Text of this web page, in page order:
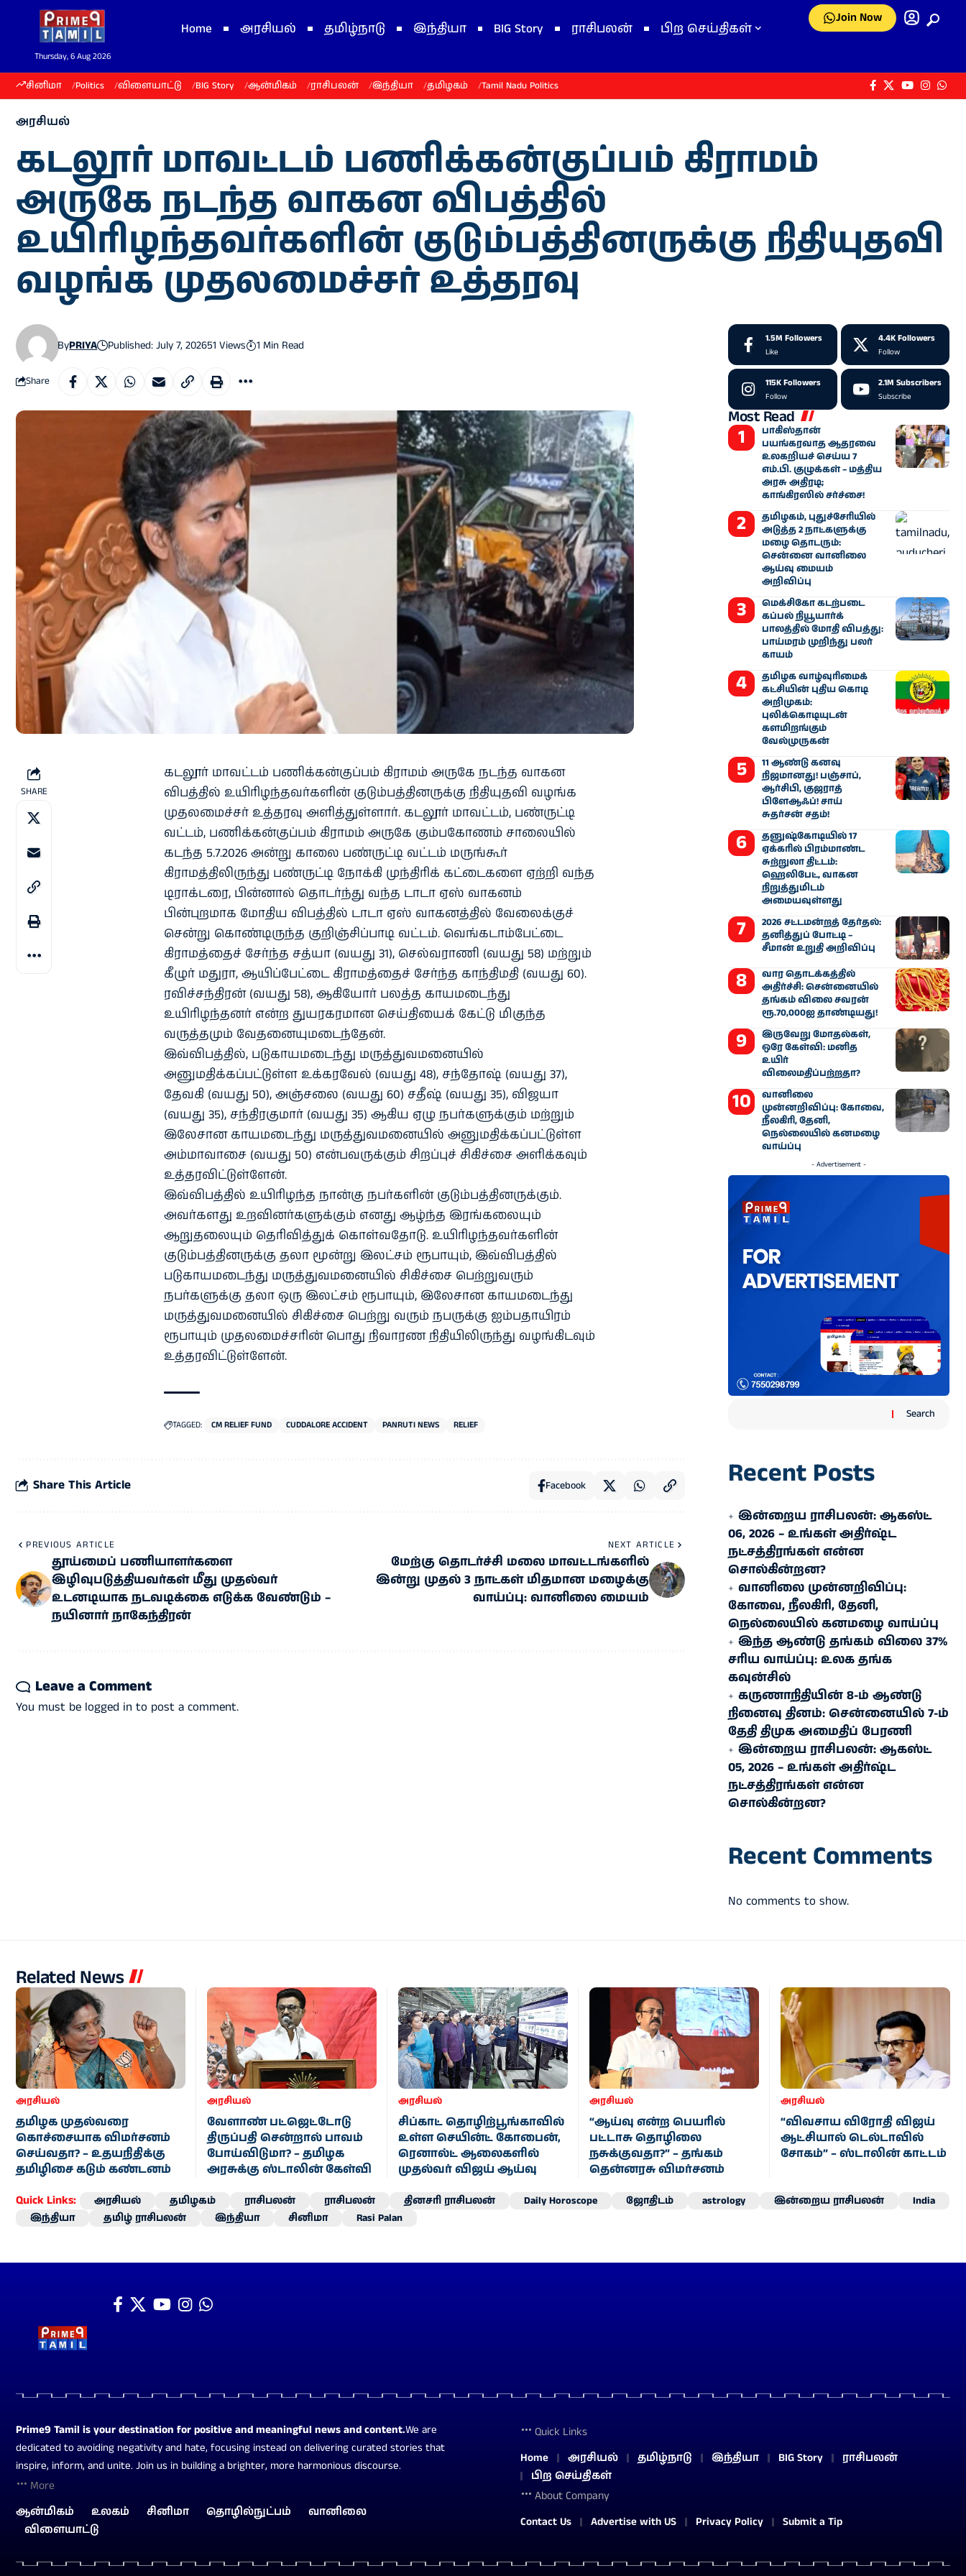
Thursday, 6 Aug 2026
Home அரசியல் தமிழ்நாடு இந்தியா BIG Story ராசிபலன் பிற செய்திகள்
Join Now
சினிமா Politics விளையாட்டு BIG Story ஆன்மிகம் ராசிபலன் இந்தியா தமிழகம் Tamil Nadu Politics
அரசியல்
கடலூர் மாவட்டம் பணிக்கன்குப்பம் கிராமம்
அருகே நடந்த வாகன விபத்தில்
உயிரிழந்தவர்களின் குடும்பத்தினருக்கு நிதியுதவி
வழங்க முதலமைச்சர் உத்தரவு
ByPRIYA Published: July 7, 202651 Views 1 Min Read
Share
SHARE
கடலூர் மாவட்டம் பணிக்கன்குப்பம் கிராமம் அருகே நடந்த வாகன
விபத்தில் உயிரிழந்தவர்களின் குடும்பத்தினருக்கு நிதியுதவி வழங்க
முதலமைச்சர் உத்தரவு அளித்துள்ளார். கடலூர் மாவட்டம், பண்ருட்டி
வட்டம், பணிக்கன்குப்பம் கிராமம் அருகே கும்பகோணம் சாலையில்
கடந்த 5.7.2026 அன்று காலை பண்ருட்டி வட்டம் மருங்கூர்
கிராமத்திலிருந்து பண்ருட்டி நோக்கி முந்திரிக் கட்டைகளை ஏற்றி வந்த
டிராக்டரை, பின்னால் தொடர்ந்து வந்த டாடா ஏஸ் வாகனம்
பின்புறமாக மோதிய விபத்தில் டாடா ஏஸ் வாகனத்தில் வேலைக்குச்
சென்று கொண்டிருந்த குறிஞ்சிப்பாடி வட்டம். வெங்கடாம்பேட்டை
கிராமத்தைச் சேர்ந்த சத்யா (வயது 31), செல்வராணி (வயது 58) மற்றும்
கீழுர் மதுரா, ஆயிப்பேட்டை கிராமத்தைச் சேர்ந்த காந்திமதி (வயது 60).
ரவிச்சந்திரன் (வயது 58), ஆகியோர் பலத்த காயமடைந்து
உயிரிழந்தனர் என்ற துயரகரமான செய்தியைக் கேட்டு மிகுந்த
வருத்தமும் வேதனையுமடைந்தேன்.
இவ்விபத்தில், படுகாயமடைந்து மருத்துவமனையில்
அனுமதிக்கப்பட்டுள்ள உக்கரவேல் (வயது 48), சந்தோஷ் (வயது 37),
தேவகி (வயது 50), அஞ்சலை (வயது 60) சதீஷ் (வயது 35), விஜயா
(வயது 35), சந்திரகுமார் (வயது 35) ஆகிய ஏழு நபர்களுக்கும் மற்றும்
இலேசான காயமடைந்து மருத்துவமனையில் அனுமதிக்கப்பட்டுள்ள
அம்மாவாசை (வயது 50) என்பவருக்கும் சிறப்புச் சிகிச்சை அளிக்கவும்
உத்தரவிட்டுள்ளேன்.
இவ்விபத்தில் உயிரிழந்த நான்கு நபர்களின் குடும்பத்தினருக்கும்.
அவர்களது உறவினர்களுக்கும் எனது ஆழ்ந்த இரங்கலையும்
ஆறுதலையும் தெரிவித்துக் கொள்வதோடு. உயிரிழந்தவர்களின்
குடும்பத்தினருக்கு தலா மூன்று இலட்சம் ரூபாயும், இவ்விபத்தில்
படுகாயமடைந்து மருத்துவமனையில் சிகிச்சை பெற்றுவரும்
நபர்களுக்கு தலா ஒரு இலட்சம் ரூபாயும், இலேசான காயமடைந்து
மருத்துவமனையில் சிகிச்சை பெற்று வரும் நபருக்கு ஐம்பதாயிரம்
ரூபாயும் முதலமைச்சரின் பொது நிவாரண நிதியிலிருந்து வழங்கிடவும்
உத்தரவிட்டுள்ளேன்.
TAGGED: CM RELIEF FUND CUDDALORE ACCIDENT PANRUTI NEWS RELIEF
Share This Article Facebook
PREVIOUS ARTICLE
தூய்மைப் பணியாளர்களை
இழிவுபடுத்தியவர்கள் மீது முதல்வர்
உடனடியாக நடவடிக்கை எடுக்க வேண்டும் –
நயினார் நாகேந்திரன்
NEXT ARTICLE
மேற்கு தொடர்ச்சி மலை மாவட்டங்களில்
இன்று முதல் 3 நாட்கள் மிதமான மழைக்கு
வாய்ப்பு: வானிலை மையம்
Leave a Comment
You must be logged in to post a comment.
1.5M Followers
Like
4.4K Followers
Follow
115K Followers
Follow
2.1M Subscribers
Subscribe
Most Read
பாகிஸ்தான்
பயங்கரவாத ஆதரவை
உலகறியச் செய்ய 7
எம்.பி. குழுக்கள் – மத்திய
அரசு அதிரடி;
காங்கிரஸில் சர்ச்சை!
தமிழகம், புதுச்சேரியில்
அடுத்த 2 நாட்களுக்கு
மழை தொடரும்:
சென்னை வானிலை
ஆய்வு மையம்
அறிவிப்பு
மெக்சிகோ கடற்படை
கப்பல் நியூயார்க்
பாலத்தில் மோதி விபத்து:
பாய்மரம் முறிந்து பலர்
காயம்
தமிழக வாழ்வுரிமைக்
கட்சியின் புதிய கொடி
அறிமுகம்:
புலிக்கொடியுடன்
களமிறங்கும்
வேல்முருகன்
11 ஆண்டு கனவு
நிஜமானது! பஞ்சாப்,
ஆர்சிபி, குஜராத்
பிளேஆஃப்! சாய்
சுதர்சன் சதம்!
தனுஷ்கோடியில் 17
ஏக்கரில் பிரம்மாண்ட
சுற்றுலா திட்டம்:
ஹெலிபேட், வாகன
நிறுத்துமிடம்
அமையவுள்ளது
2026 சட்டமன்றத் தேர்தல்:
தனித்துப் போட்டி –
சீமான் உறுதி அறிவிப்பு
வார தொடக்கத்தில்
அதிர்ச்சி: சென்னையில்
தங்கம் விலை சவரன்
ரூ.70,000ஐ தாண்டியது!
இருவேறு மோதல்கள்,
ஒரே கேள்வி: மனித
உயிர்
விலைமதிப்பற்றதா?
வானிலை
முன்னறிவிப்பு: கோவை,
நீலகிரி, தேனி,
நெல்லையில் கனமழை
வாய்ப்பு
- Advertisement -
Search
Recent Posts
இன்றைய ராசிபலன்: ஆகஸ்ட்
06, 2026 – உங்கள் அதிர்ஷ்ட
நட்சத்திரங்கள் என்ன
சொல்கின்றன?
வானிலை முன்னறிவிப்பு:
கோவை, நீலகிரி, தேனி,
நெல்லையில் கனமழை வாய்ப்பு
இந்த ஆண்டு தங்கம் விலை 37%
சரிய வாய்ப்பு: உலக தங்க
கவுன்சில்
கருணாநிதியின் 8-ம் ஆண்டு
நினைவு தினம்: சென்னையில் 7-ம்
தேதி திமுக அமைதிப் பேரணி
இன்றைய ராசிபலன்: ஆகஸ்ட்
05, 2026 – உங்கள் அதிர்ஷ்ட
நட்சத்திரங்கள் என்ன
சொல்கின்றன?
Recent Comments
No comments to show.
Related News
அரசியல்
தமிழக முதல்வரை
கொச்சையாக விமர்சனம்
செய்வதா? – உதயநிதிக்கு
தமிழிசை கடும் கண்டனம்
அரசியல்
வேளாண் பட்ஜெட்டோடு
திருப்பதி சென்றால் பாவம்
போய்விடுமா? – தமிழக
அரசுக்கு ஸ்டாலின் கேள்வி
அரசியல்
சிப்காட் தொழிற்பூங்காவில்
உள்ள செயின்ட் கோபைன்,
ரெனால்ட் ஆலைகளில்
முதல்வர் விஜய் ஆய்வு
அரசியல்
“ஆய்வு என்ற பெயரில்
பட்டாசு தொழிலை
நசுக்குவதா?” – தங்கம்
தென்னரசு விமர்சனம்
அரசியல்
“விவசாய விரோதி விஜய்
ஆட்சியால் டெல்டாவில்
சோகம்” – ஸ்டாலின் காட்டம்
Quick Links: அரசியல் தமிழகம் ராசிபலன் ராசிபலன் தினசரி ராசிபலன் Daily Horoscope ஜோதிடம் astrology இன்றைய ராசிபலன்
India
இந்தியா
தமிழ் ராசிபலன் இந்தியா சினிமா Rasi Palan
Prime9 Tamil is your destination for positive and meaningful news and content.We are
dedicated to avoiding negativity and hate, focusing instead on delivering curated stories that
inspire, inform, and unite. Join us in building a brighter, more harmonious discourse.
More
ஆன்மிகம் உலகம் சினிமா தொழில்நுட்பம்
வானிலை
விளையாட்டு
Quick Links
Home அரசியல் தமிழ்நாடு இந்தியா BIG Story
ராசிபலன்
பிற செய்திகள்
About Company
Contact Us Advertise with US Privacy Policy Submit a Tip